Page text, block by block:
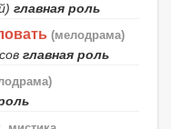
главная роль
(мелодрама)
главная роль